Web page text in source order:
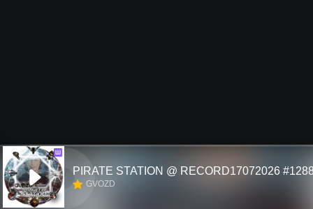
Ш
PIRATE STATION @ RECORD17072026
GVOZD